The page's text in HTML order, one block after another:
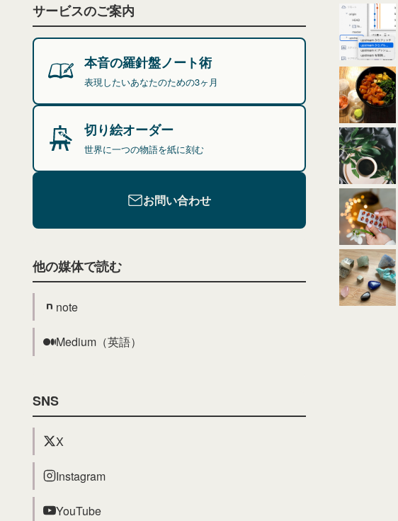
サービスのご案内
本音の羅針盤ノート術
表現したいあなたのための3ヶ月
切り絵オーダー
世界に一つの物語を紙に刻む
お問い合わせ
他の媒体で読む
note
Medium（英語）
SNS
X
Instagram
YouTube